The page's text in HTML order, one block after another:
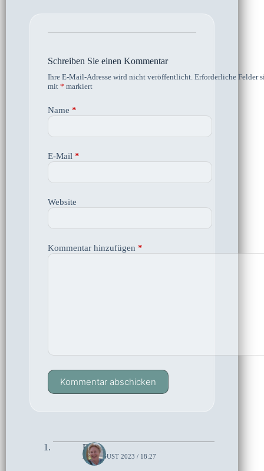
Schreiben Sie einen Kommentar
Ihre E-Mail-Adresse wird nicht veröffentlicht. Erforderliche Felder
mit * markiert
Name *
E-Mail *
Website
Kommentar hinzufügen *
Kommentar abschicken
Elke
25. AUGUST 2023 / 18:27